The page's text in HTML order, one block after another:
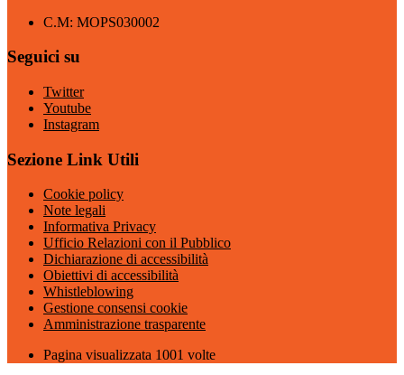
C.M: MOPS030002
Seguici su
Twitter
Youtube
Instagram
Sezione Link Utili
Cookie policy
Note legali
Informativa Privacy
Ufficio Relazioni con il Pubblico
Dichiarazione di accessibilità
Obiettivi di accessibilità
Whistleblowing
Gestione consensi cookie
Amministrazione trasparente
Pagina visualizzata 1001 volte